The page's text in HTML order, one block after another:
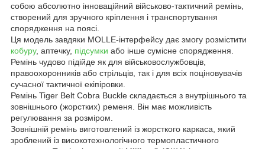
собою абсолютно інноваційний військово-тактичний ремінь,
створений для зручного кріплення і транспортування
спорядження на поясі.
Ця модель завдяки MOLLE-інтерфейсу дає змогу розмістити
кобуру, аптечку, підсумки або інше сумісне спорядження.
Ремінь чудово підійде як для військовослужбовців,
правоохоронників або стрільців, так і для всіх поціновувачів
сучасної тактичної екіпіровки.
Ремінь Tiger Belt Cobra Buckle складається з внутрішнього та
зовнішнього (жорстких) ременя. Він має можливість
регулювання за розміром.
Зовнішній ремінь виготовлений із жорсткого каркаса, який
зроблений із високотехнологічного термопластичного